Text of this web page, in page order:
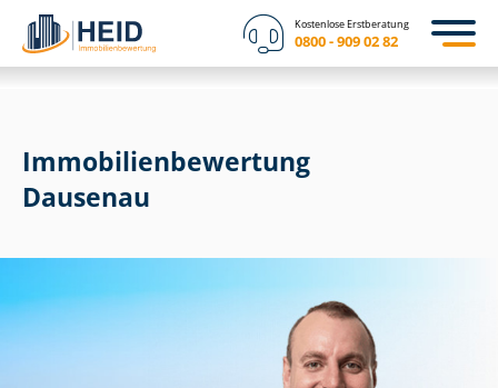
Kostenlose Erstberatung
0800 - 909 02 82
Immobilien­bewertung
Dausenau